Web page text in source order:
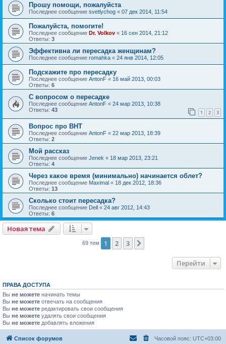
Прошу помощи, пожалуйста
Последнее сообщение svetlychog « 07 дек 2014, 11:54
Пожалуйста, помогите!
Последнее сообщение Dr. Volkov « 16 сен 2014, 21:12
Ответы: 3
Эффективна ли пересадка женщинам?
Последнее сообщение romahka « 24 янв 2014, 12:05
Подскажите про пересадку
Последнее сообщение AntonF « 16 май 2013, 00:03
Ответы: 6
С вопросом о пересадке
Последнее сообщение AntonF « 24 мар 2013, 10:38
Ответы: 43 1 2 3
Вопрос про ВНТ
Последнее сообщение AntonF « 22 мар 2013, 18:39
Ответы: 2
Мой рассказ
Последнее сообщение Jenek « 18 мар 2013, 23:21
Ответы: 4
Через какое время (минимально) начинается облет?
Последнее сообщение Maximal « 18 дек 2012, 18:36
Ответы: 13
Сколько стоит пересадка?
Последнее сообщение Dell « 24 авг 2012, 14:43
Ответы: 6
Новая тема
69 тем 1 2 3
Перейти
ПРАВА ДОСТУПА
Вы не можете начинать темы
Вы не можете отвечать на сообщения
Вы не можете редактировать свои сообщения
Вы не можете удалять свои сообщения
Вы не можете добавлять вложения
Список форумов Часовой пояс: UTC+03:00